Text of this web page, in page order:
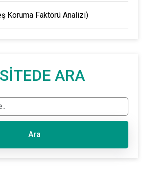
Koruma Faktörü Analizi)
SİTEDE ARA
Ara